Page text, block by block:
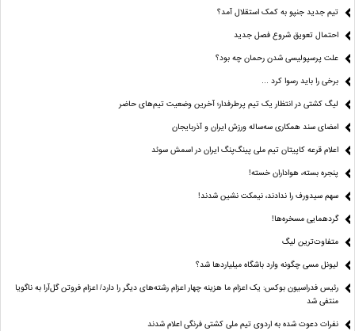
تیم جدید جنپو به کمک استقلال آمد؟
احتمال تعویق شروع فصل جدید
علت پرسپولیسی شدن رحمان چه بود؟
برخی را باید رسوا کرد …
لیگ کشتی در انتظار یک تیم پرطرفدار؛ آخرین وضعیت تیم‌های حاضر
امضای سند همکاری سه‌ساله ورزش ایران و آذربایجان
اعلام قرعه کاپیتان تیم ملی پینگ‌پنگ ایران در اسمش سوئد
پنجره بسته، هواداران خسته!
سهم سیدورف را ندادند، نیمکت نشین شدند!
گردهمایی مسخره‌ها!
متفاوت‌ترین لیگ
لیونل مسی چگونه وارد باشگاه میلیاردها شد؟
رئیس فدراسیون بوکس: یک اعزام ما هزینه چهار اعزام رشته‌های دیگر را دارد/ اعزام فروتن گل‌آرا به ناگویا
منتفی شد
نفرات دعوت شده به اردوی تیم ملی کشتی فرنگی اعلام شدند